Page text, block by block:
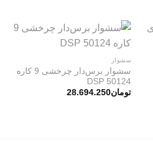
سشوار
سشوار برس‌دار چرخشی 9 کاره
DSP 50124
تومان28.694.250